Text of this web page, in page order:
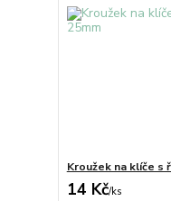
Kroužek na klíče s
14 Kč/ks